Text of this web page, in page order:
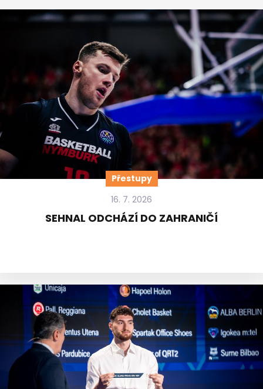
Přestupy
16. 7. 2026
SEHNAL ODCHÁZÍ DO ZAHRANIČÍ